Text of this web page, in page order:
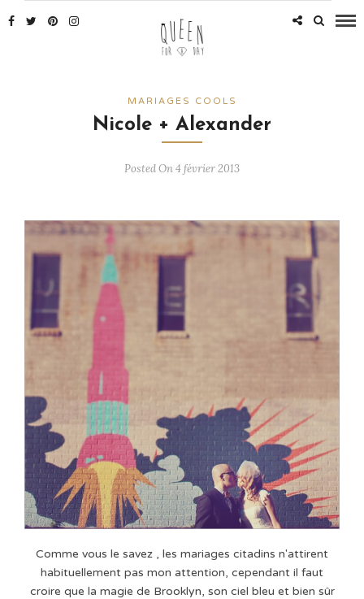
MARIAGES COOLS
Nicole + Alexander
Posted On 4 février 2013
Comme vous le savez , les mariages citadins n'attirent
habituellement pas mon attention, cependant il faut
croire que la magie de Brooklyn, son ciel bleu et bien sûr